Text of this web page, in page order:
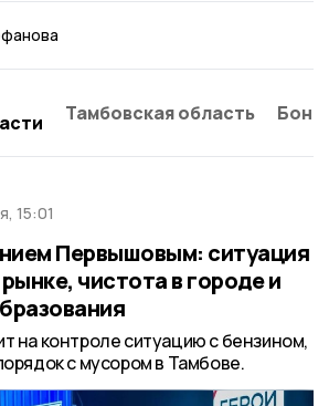
Тамбовская область
15:01
Первышовым: ситуация
чистота в городе и
на контроле ситуацию с бензином,
с мусором в Тамбове.